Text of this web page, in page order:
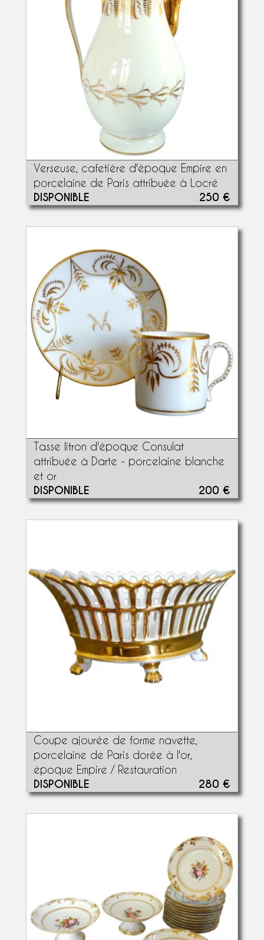
Verseuse, cafetière d'époque Empire en
porcelaine de Paris attribuée à Locré
DISPONIBLE 250 €
Tasse litron d'époque Consulat
attribuée à Darte - porcelaine blanche
et or
DISPONIBLE 200 €
Coupe ajourée de forme navette,
porcelaine de Paris dorée à l'or,
époque Empire / Restauration
DISPONIBLE 280 €